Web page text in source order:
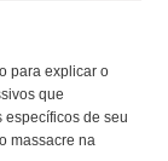
para explicar o
que
específicos de seu
massacre na